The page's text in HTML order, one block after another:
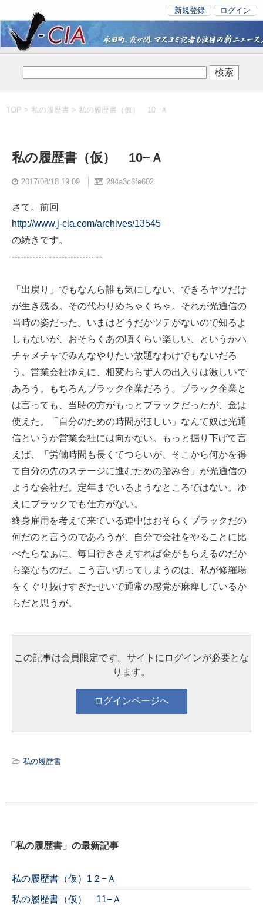
新規登録 ログイン
TOP > 私の履歴書 > 私の履歴書（仮） 10−Ａ
私の履歴書（仮） 10−Ａ
2017/08/18 19:09 294a3c6fe602
さて。前回
http://www.j-cia.com/archives/13545
の続きです。
-------------------------------
「出戻り」でもなんら誰も気にしない、できるヤツだけ
が生き残る。その代わりめちゃくちゃ。それが光通信の
当時の姿だった。いまはどうだかツテがないので知るよ
しもないが、おそらくあの頃くらい楽しい、というかハ
チャメチャでみんなやりたい放題なわけでもないだろ
う。営業会社ゆえに、相変わらず人の出入りは激しいで
あろう。もちろんブラック企業だろう。ブラック企業と
は言っても、当時の方がもっとブラックだったが、金は
使えた。「自分のための時間がほしい」なんて奴は光通
信というか営業会社には向かない。もっと掘り下げて言
えば、「労働時間も長くてつらいが、そこから何かを得
て自分の先のステージに進むための踏み台」が光通信の
ような会社だ。定年までいるようなところではない。ゆ
えにブラックでも仕方がない。
終身雇用を考えて来ている連中はおそらくブラックだの
何だのと言うのであろうが、自分で会社をやることに比
べたらなぁに、毎日行きさえすれば金がもらえるのだか
ら楽なものだ。こう言い切ってしまうのは、私が修羅場
をくぐり抜けすぎたせいで通常の感覚が麻痺しているか
らだと思うが。
この記事は会員限定です。サイトにログインが必要とな
ります。
私の履歴書
「私の履歴書」の最新記事
私の履歴書（仮）1２−Ａ
私の履歴書（仮） 11−Ａ